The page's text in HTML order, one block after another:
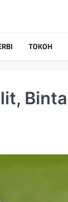
TOKOH